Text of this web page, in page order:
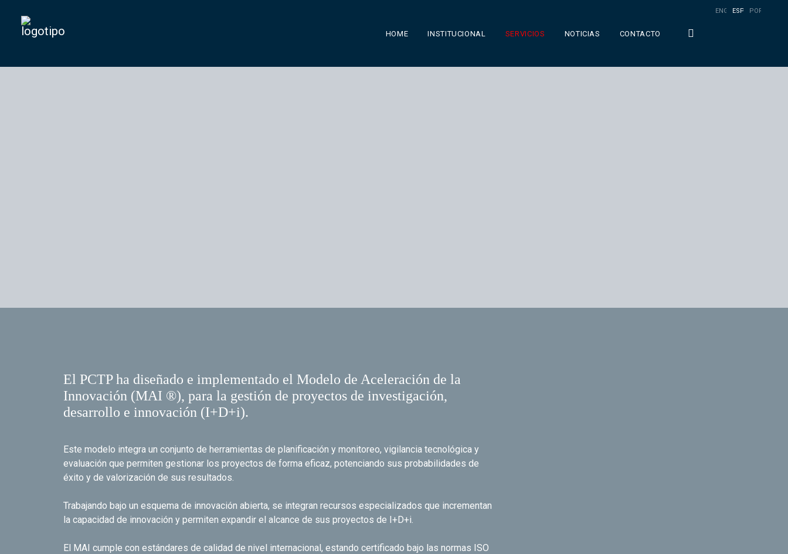
HOME INSTITUCIONAL SERVICIOS NOTICIAS CONTACTO
ENGLISHESPAÑOL
El PCTP ha diseñado e implementado el Modelo de Aceleración de la
Innovación (MAI ®), para la gestión de proyectos de investigación,
desarrollo e innovación (I+D+i).
Este modelo integra un conjunto de herramientas de planificación y monitoreo, vigilancia tecnológica y
evaluación que permiten gestionar los proyectos de forma eficaz, potenciando sus probabilidades de
éxito y de valorización de sus resultados.
Trabajando bajo un esquema de innovación abierta, se integran recursos especializados que incrementan
la capacidad de innovación y permiten expandir el alcance de sus proyectos de I+D+i.
El MAI cumple con estándares de calidad de nivel internacional, estando certificado bajo las normas ISO